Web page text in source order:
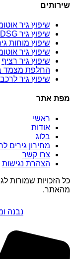
שירותים
שיפוץ גיר
שיפוץ גיר DSG והחלפת מצמדים
שיפוץ מוחות
שיפוץ גיר
שיפוץ גיר רציף
החלפת מצמד
שיפוץ גיר
מפת אתר
ראשי
אודות
בלוג
מחירון גירים
צרו קשר
הצהרת נגישות
כל הזכויות שמורות
מהאתר.
נבנה